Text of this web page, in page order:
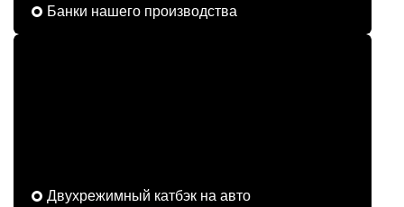
Банки нашего производства
Двухрежимный катбэк на авто